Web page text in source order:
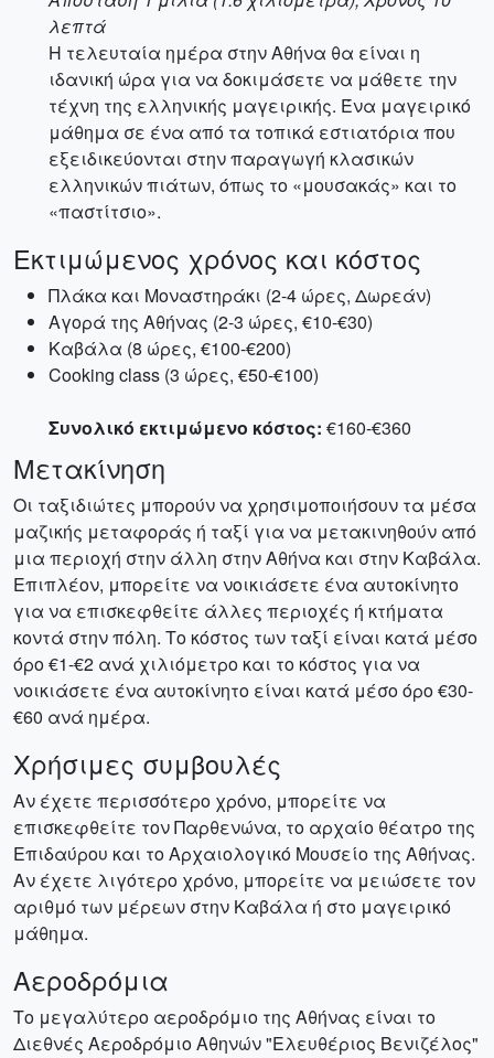
λεπτά
Η τελευταία ημέρα στην Αθήνα θα είναι η
ιδανική ώρα για να δοκιμάσετε να μάθετε την
τέχνη της ελληνικής μαγειρικής. Ένα μαγειρικό
μάθημα σε ένα από τα τοπικά εστιατόρια που
εξειδικεύονται στην παραγωγή κλασικών
ελληνικών πιάτων, όπως το «μουσακάς» και το
«παστίτσιο».
Εκτιμώμενος χρόνος και κόστος
Πλάκα και Μοναστηράκι (2-4 ώρες, Δωρεάν)
Αγορά της Αθήνας (2-3 ώρες, €10-€30)
Καβάλα (8 ώρες, €100-€200)
Cooking class (3 ώρες, €50-€100)
Συνολικό εκτιμώμενο κόστος: €160-€360
Μετακίνηση
Οι ταξιδιώτες μπορούν να χρησιμοποιήσουν τα μέσα
μαζικής μεταφοράς ή ταξί για να μετακινηθούν από
μια περιοχή στην άλλη στην Αθήνα και στην Καβάλα.
Επιπλέον, μπορείτε να νοικιάσετε ένα αυτοκίνητο
για να επισκεφθείτε άλλες περιοχές ή κτήματα
κοντά στην πόλη. Το κόστος των ταξί είναι κατά μέσο
όρο €1-€2 ανά χιλιόμετρο και το κόστος για να
νοικιάσετε ένα αυτοκίνητο είναι κατά μέσο όρο €30-
€60 ανά ημέρα.
Χρήσιμες συμβουλές
Αν έχετε περισσότερο χρόνο, μπορείτε να
επισκεφθείτε τον Παρθενώνα, το αρχαίο θέατρο της
Επιδαύρου και το Αρχαιολογικό Μουσείο της Αθήνας.
Αν έχετε λιγότερο χρόνο, μπορείτε να μειώσετε τον
αριθμό των μέρεων στην Καβάλα ή στο μαγειρικό
μάθημα.
Αεροδρόμια
Το μεγαλύτερο αεροδρόμιο της Αθήνας είναι το
Διεθνές Αεροδρόμιο Αθηνών "Ελευθέριος Βενιζέλος"